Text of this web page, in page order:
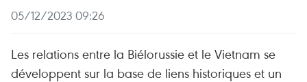
05/12/2023 09:26
Les relations entre la Biélorussie et le Vietnam se
développent sur la base de liens historiques et un